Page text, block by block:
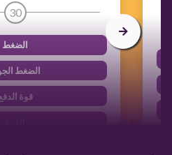
30
الضغط
الضغط
قوة